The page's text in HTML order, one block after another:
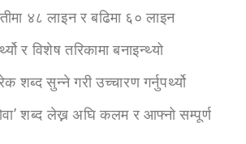
४८ लाइन र बढिमा ६० लाइन
र विशेष तरिकामा बनाइन्थ्यो
शब्द सुन्‍ने गरी उच्चारण गर्नुपर्थ्यो
शब्द लेख्न अघि कलम र आफ्नो सम्पूर्ण